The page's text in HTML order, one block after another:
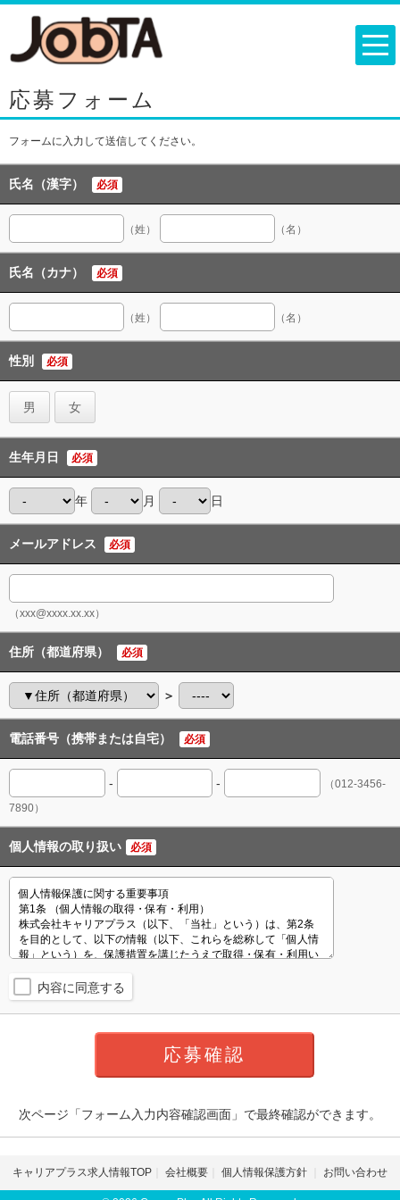
応募フォーム
フォームに入力して送信してください。
氏名（漢字） 必須
（姓） （名）
氏名（カナ） 必須
（姓） （名）
性別 必須
男 女
生年月日 必須
年 月 日
メールアドレス 必須
（xxx@xxxx.xx.xx）
住所（都道府県） 必須
＞
電話番号（携帯または自宅） 必須
- -
（012-3456-
7890）
個人情報の取り扱い 必須
内容に同意する
次ページ「フォーム入力内容確認画面」で最終確認ができます。
キャリアプラス求人情報TOP 会社概要 個人情報保護方針 お問い合わせ